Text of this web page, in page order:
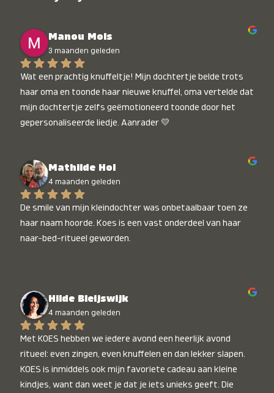
Manou Mols
3 maanden geleden
Wat een prachtig knuffeltje! Mijn dochtertje belde trots
haar oma en toonde haar nieuwe knuffel, oma vertelde dat
mijn dochtertje zelfs geëmotioneerd toonde door het
gepersonaliseerde liedje. Aanrader 💛
Mathilde Hol
4 maanden geleden
De smile van mijn kleindochter was onbetaalbaar toen ze
haar naam hoorde. Koes is een vast onderdeel van haar
naar-bed-ritueel geworden.
Hilde Bleijswijk
4 maanden geleden
Met KOES hebben we iedere avond een heerlijk avond
ritueel: even zingen, even knuffelen en dan lekker slapen.
KOES is inmiddels ook mijn favoriete cadeau aan kleine
kindjes, want dan weet je dat je iets unieks geeft. Die